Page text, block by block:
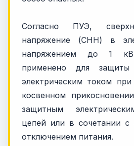
Согласно ПУЭ,
напряжение (СНН) в
напряжением до 1
применено для
электрическим током
косвенном
защитным
цепей или в сочетании с
отключением питания.